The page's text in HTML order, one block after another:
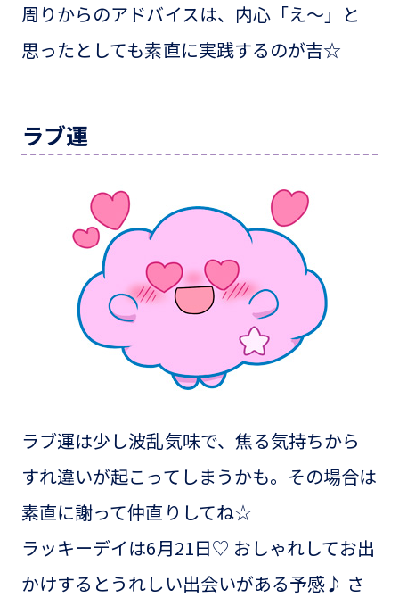
周りからのアドバイスは、内心「え〜」と
思ったとしても素直に実践するのが吉☆
ラブ運
ラブ運は少し波乱気味で、焦る気持ちから
すれ違いが起こってしまうかも。その場合は
素直に謝って仲直りしてね☆
ラッキーデイは6月21日♡ おしゃれしてお出
かけするとうれしい出会いがある予感♪ さ